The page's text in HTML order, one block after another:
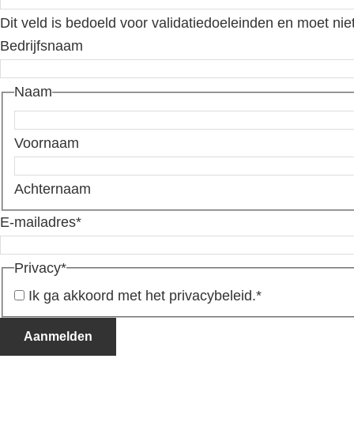
Dit veld is bedoeld voor validatiedoeleinden en moet
Bedrijfsnaam
Naam
Voornaam
Achternaam
E-mailadres*
Privacy*
Ik ga akkoord met het privacybeleid.*
Aanmelden